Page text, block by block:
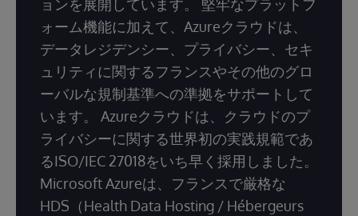
ョンを展開しています。 堅牢なプラットフ
ォーム機能に加えて、Azureクラウドは、
データレジデンシー、プライバシー、セキ
ュリティに関するフランスやその他のグロ
ーバルな規制基準への準拠をサポートして
います。 Azureクラウドは、クラウドのプ
ライバシーに関する世界初の実践規範であ
るISO/IEC 27018をいち早く採用しました。
Microsoft Azureは、フランスで厳格な
HDS（Health Data Hosting / Hébergeurs